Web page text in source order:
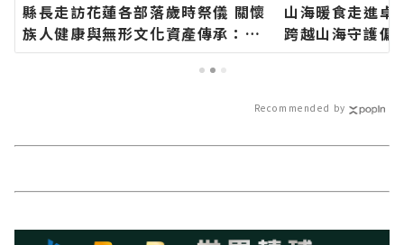
縣長走訪花蓮各部落歲時祭儀 關懷
族人健康與無形文化資產傳承：幸
福要延續、建設要繼續！∣花蓮新
聞網官方網站各類新聞－最快速的
山海暖食走進
跨越山海守護
蓮新聞網官方網
Recommended by